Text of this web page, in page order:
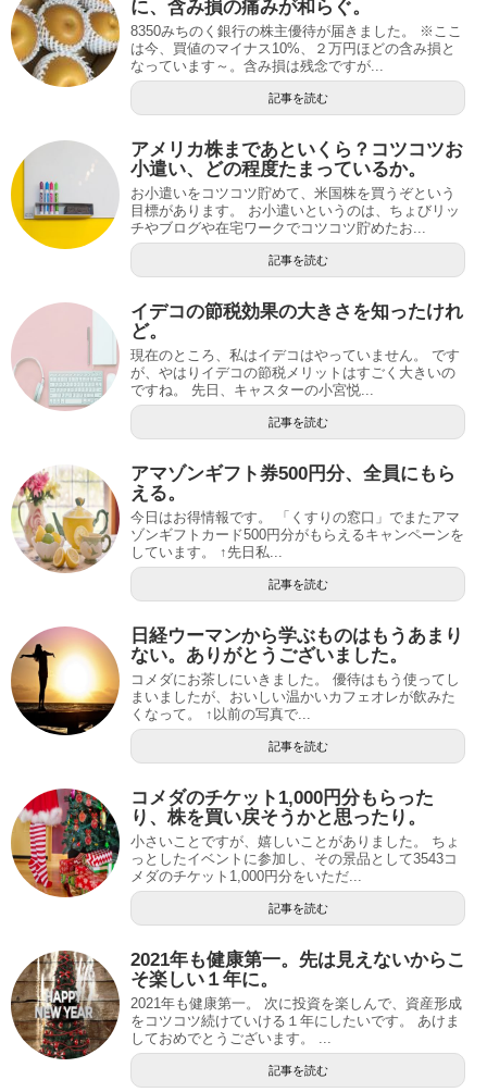
に、含み損の痛みが和らぐ。
8350みちのく銀行の株主優待が届きました。 ※ここ
は今、買値のマイナス10%、２万円ほどの含み損と
なっています～。含み損は残念ですが...
記事を読む
アメリカ株まであといくら？コツコツお
小遣い、どの程度たまっているか。
お小遣いをコツコツ貯めて、米国株を買うぞという
目標があります。 お小遣いというのは、ちょびリッ
チやブログや在宅ワークでコツコツ貯めたお...
記事を読む
イデコの節税効果の大きさを知ったけれ
ど。
現在のところ、私はイデコはやっていません。 です
が、やはりイデコの節税メリットはすごく大きいの
ですね。 先日、キャスターの小宮悦...
記事を読む
アマゾンギフト券500円分、全員にもら
える。
今日はお得情報です。 「くすりの窓口」でまたアマ
ゾンギフトカード500円分がもらえるキャンペーンを
しています。 ↑先日私...
記事を読む
日経ウーマンから学ぶものはもうあまり
ない。ありがとうございました。
コメダにお茶しにいきました。 優待はもう使ってし
まいましたが、おいしい温かいカフェオレが飲みた
くなって。 ↑以前の写真で...
記事を読む
コメダのチケット1,000円分もらった
り、株を買い戻そうかと思ったり。
小さいことですが、嬉しいことがありました。 ちょ
っとしたイベントに参加し、その景品として3543コ
メダのチケット1,000円分をいただ...
記事を読む
2021年も健康第一。先は見えないからこ
そ楽しい１年に。
2021年も健康第一。 次に投資を楽しんで、資産形成
をコツコツ続けていける１年にしたいです。 あけま
しておめでとうございます。 ...
記事を読む